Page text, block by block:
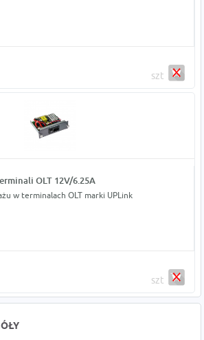
szt
OLT 12V/6.25A
w terminalach OLT marki UPLink
szt